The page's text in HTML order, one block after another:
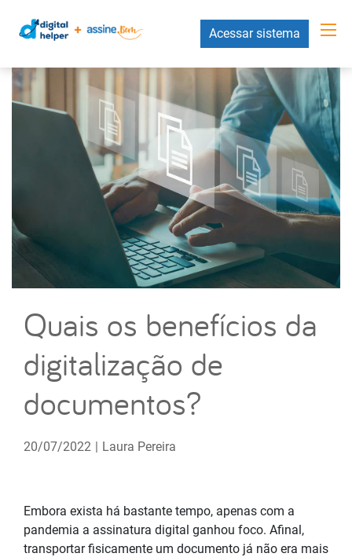
Acessar sistema
Quais os benefícios da
digitalização de
documentos?
20/07/2022 | Laura Pereira
Embora exista há bastante tempo, apenas com a
pandemia a assinatura digital ganhou foco. Afinal,
transportar fisicamente um documento já não era mais